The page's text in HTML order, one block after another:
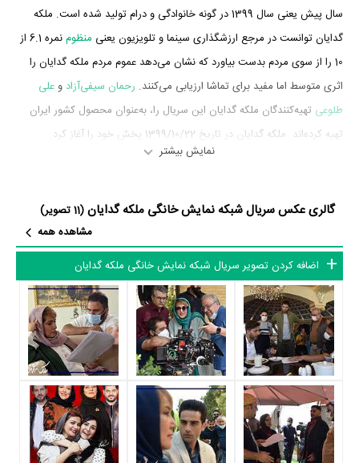
سال پیش یعنی سال 1399 در گونه خانوادگی و درام تولید شده است. ملکه
گدایان توانست در مرجع ارزشگذاری سینما و تلویزیون یعنی منظوم
نمره 6.1 از
10 را از سوی مردم بدست بیاورد که نشان می‌دهد عموم مردم ملکه گدایان را
اثری متوسط اما مفید برای تماشا ارزیابی می‌کنند. رحمان سیفی‌آزادو علی
طلوعی تهیه‌کنندگان ملکه گدایان این سریال را، به‌عنوان محصول کشور ایران
تهیه کرده‌اند. ملکه گدایان در تاریخ 1399/10/22 پخش خود را آغاز کرد.
بازیگران سریال ملکه گدایان چه کسانی هستند؟ در ملکه گدایان بازیگرانی چون
علی اوجی،بهشاد شریفیان
ومحمدرضا غفاریبه ایفای نقش و بازیگری پرداخته‌اند. در سریال ملکه گدایان
حدود 11 بازیگر جلوی دوربین رفته‌اند که از نظر تعداد بازیگران می‌توان ملکه
گدایان را یک اثر پربازیگر عنوان کرد. از این‌لحاظ کارگردانی سریال ملکه گدایان
باتوجه به بازی گرفتن از این تعداد بازیگر و مدیریت آنها کار بسیار دشواری بوده
است؛ باید بررسی کرد آیا
حسین سهیلی‌زادهبه‌عنوان کارگردان و به‌عنوان
بازیگردان و همچنین تیم بازیگری ملکه گدایان توانسته‌اند در این زمینه موفق
باشند و بازی‌های درخشانی را نمایش دهند؟
از دیگر بازیگران سریال ملکه گدایان می‌توان به
سامان بلوریان،میلاد
جعفری‌جوزانی، علی ظهوری در نقش صداگذار وآرمان درویشدر نقش البرز
نمایش بیشتر
گالری عکس سریال شبکه نمایش خانگی ملکه گدایان(11 تصویر)
مشاهده همه
اضافه کردن تصویر سریال شبکه نمایش خانگی ملکه گدایان